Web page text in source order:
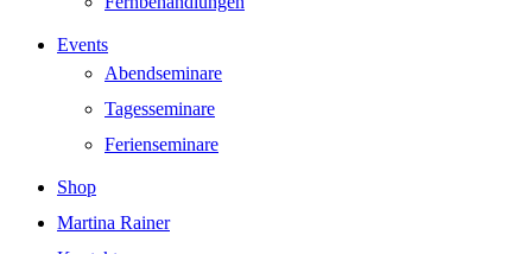
Events
Abendseminare
Tagesseminare
Ferienseminare
Shop
Martina Rainer